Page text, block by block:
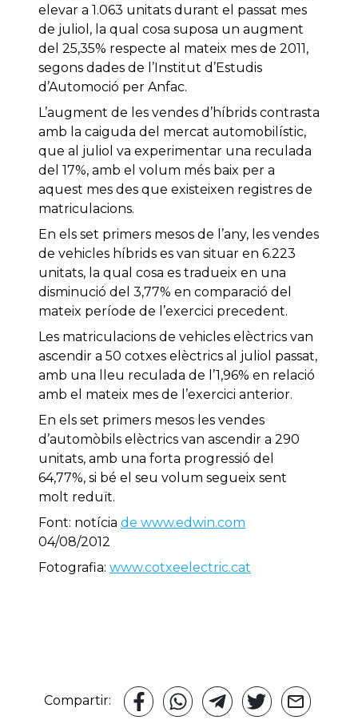
elevar a 1.063 unitats durant el passat mes
de juliol, la qual cosa suposa un augment
del 25,35% respecte al mateix mes de 2011,
segons dades de l’Institut d’Estudis
d’Automoció per Anfac.
L’augment de les vendes d’híbrids contrasta
amb la caiguda del mercat automobilístic,
que al juliol va experimentar una reculada
del 17%, amb el volum més baix per a
aquest mes des que existeixen registres de
matriculacions.
En els set primers mesos de l’any, les vendes
de vehicles híbrids es van situar en 6.223
unitats, la qual cosa es tradueix en una
disminució del 3,77% en comparació del
mateix període de l’exercici precedent.
Les matriculacions de vehicles elèctrics van
ascendir a 50 cotxes elèctrics al juliol passat,
amb una lleu reculada de l’1,96% en relació
amb el mateix mes de l’exercici anterior.
En els set primers mesos les vendes
d’automòbils elèctrics van ascendir a 290
unitats, amb una forta progressió del
64,77%, si bé el seu volum segueix sent
molt reduït.
Font: notícia de www.edwin.com
04/08/2012
Fotografia: www.cotxeelectric.cat
Compartir: